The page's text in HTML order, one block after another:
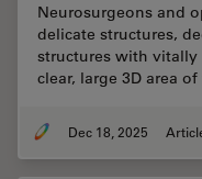
Neurosurgeons and
delicate structures,
structures with
clear, large 3D area
Dec 18, 2025